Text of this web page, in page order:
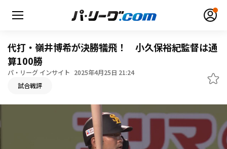
代打・嶺井博希が決勝犠飛！ 小久保裕紀監督は通
算100勝
パ・リーグ インサイト 2025年4月25日 21:24
試合戦評